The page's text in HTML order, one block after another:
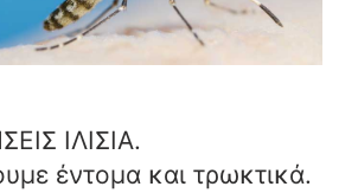
ΙΛΙΣΙΑ.
έντομα και τρωκτικά.